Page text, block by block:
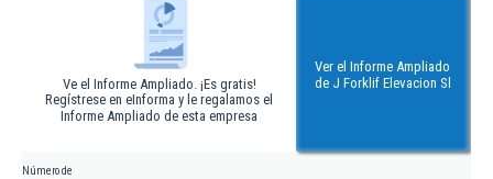
Ve el Informe Ampliado. ¡Es gratis!
Regístrese en eInforma y le regalamos el
Informe Ampliado de esta empresa
Ver el Informe Ampliado
de J Forklif Elevacion Sl
Número de